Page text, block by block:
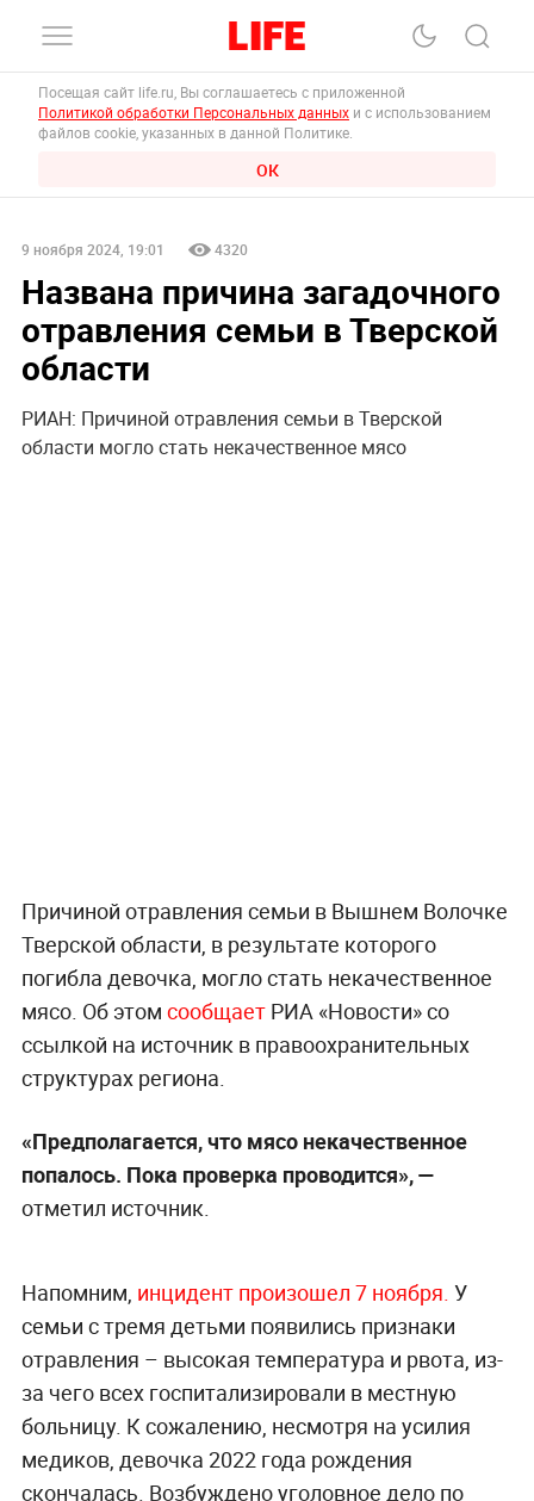
Посещая сайт life.ru, Вы соглашаетесь с приложенной
Политикой обработки Персональных данных и с использованием
файлов cookie, указанных в данной Политике.
ОК
9 ноября 2024, 19:01 4320
Названа причина загадочного
отравления семьи в Тверской
области
РИАН: Причиной отравления семьи в Тверской
области могло стать некачественное мясо
Причиной отравления семьи в Вышнем Волочке
Тверской области, в результате которого
погибла девочка, могло стать некачественное
мясо. Об этом сообщаетРИА «Новости» со
ссылкой на источник в правоохранительных
структурах региона.
«Предполагается, что мясо некачественное
попалось. Пока проверка проводится», —
отметил источник.
Напомним, инцидент произошел 7 ноября. У
семьи с тремя детьми появились признаки
отравления – высокая температура и рвота, из-
за чего всех госпитализировали в местную
больницу. К сожалению, несмотря на усилия
медиков, девочка 2022 года рождения
скончалась. Возбуждено уголовное дело по